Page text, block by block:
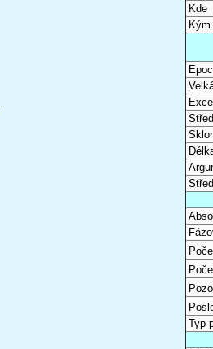
Kde
Kým
Typ